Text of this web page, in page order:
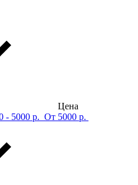
Цена
- 5000 р. От 5000 р.